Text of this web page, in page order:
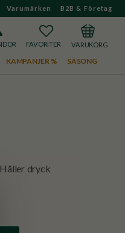
Varumärken B2B & Företag
FAVORITERKUNDVAGN
KAMPANJER % SÄSONG
dryck